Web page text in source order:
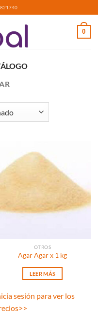
0
OTROS
Agar Agar x 1 kg
LEER MÁS
sesión para ver los
>>